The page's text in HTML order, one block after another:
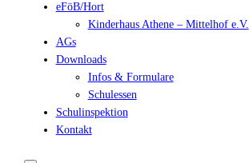
eFöB/Hort
Kinderhaus Athene – Mittelhof e.V.
AGs
Downloads
Infos & Formulare
Schulessen
Schulinspektion
Kontakt